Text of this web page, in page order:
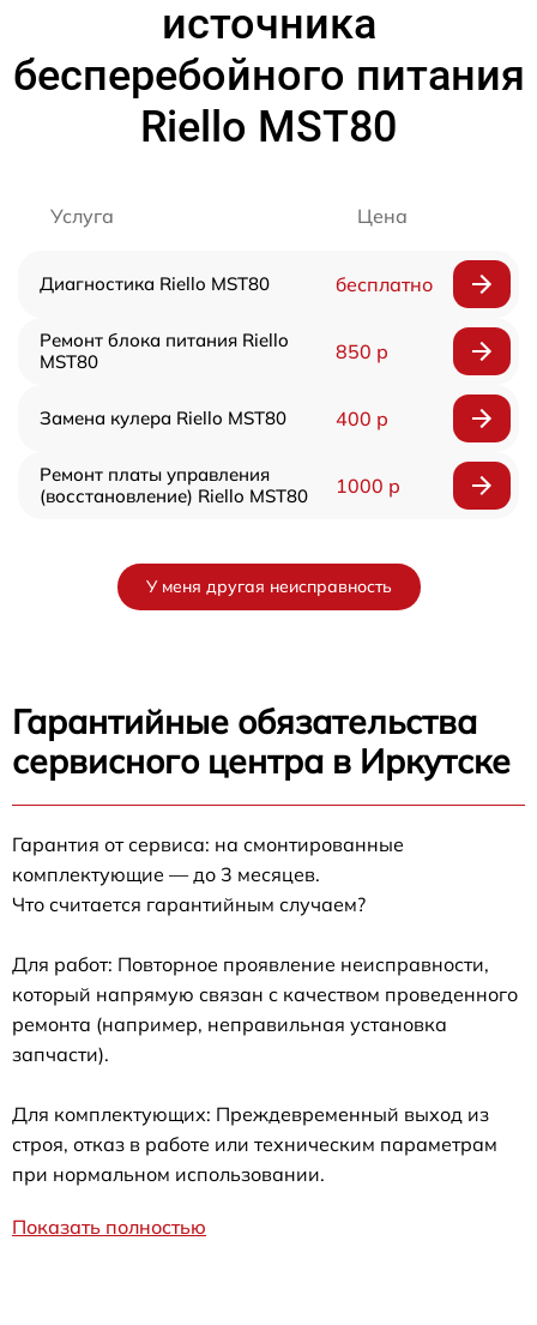
источника
бесперебойного питания
Riello MST80
Услуга Цена
Диагностика Riello MST80 бесплатно
Ремонт блока питания Riello
MST80
850 р
Замена кулера Riello MST80 400 р
Ремонт платы управления
(восстановление) Riello MST80
1000 р
У меня другая неисправность
Гарантийные обязательства
сервисного центра в Иркутске
Гарантия от сервиса: на смонтированные
комплектующие — до 3 месяцев.
Что считается гарантийным случаем?
Для работ: Повторное проявление неисправности,
который напрямую связан с качеством проведенного
ремонта (например, неправильная установка
запчасти).
Для комплектующих: Преждевременный выход из
строя, отказ в работе или техническим параметрам
при нормальном использовании.
Показать полностью